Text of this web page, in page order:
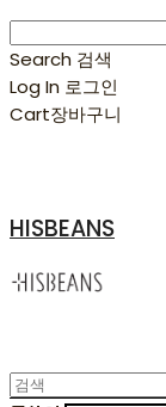
Search 검색
Log In 로그인
Cart장바구니
HISBEANS